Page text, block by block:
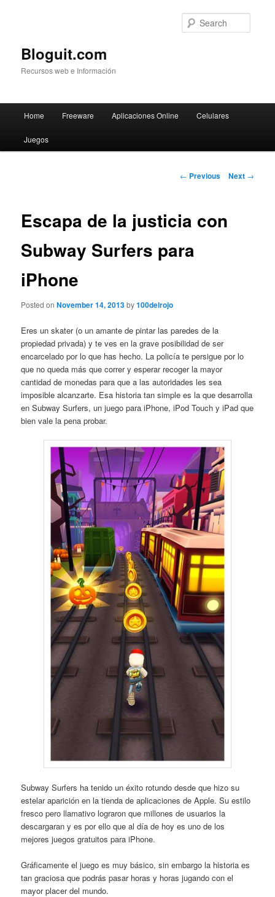
Bloguit.com
Recursos web e Información
Skip
to
Home Freeware Aplicaciones Online Celulares
Juegos
Post
← Previous Next →
Escapa de la justicia con
Subway Surfers para
iPhone
Posted onNovember 14, 2013by100delrojo
Eres un skater (o un amante de pintar las paredes de la
propiedad privada) y te ves en la grave posibilidad de ser
encarcelado por lo que has hecho. La policía te persigue por lo
que no queda más que correr y esperar recoger la mayor
cantidad de monedas para que a las autoridades les sea
imposible alcanzarte. Esa historia tan simple es la que desarrolla
en Subway Surfers, un juego para iPhone, iPod Touch y iPad que
bien vale la pena probar.
Subway Surfers ha tenido un éxito rotundo desde que hizo su
estelar aparición en la tienda de aplicaciones de Apple. Su estilo
fresco pero llamativo lograron que millones de usuarios la
descargaran y es por ello que al día de hoy es uno de los
mejores juegos gratuitos para iPhone.
Gráficamente el juego es muy básico, sin embargo la historia es
tan graciosa que podrás pasar horas y horas jugando con el
mayor placer del mundo.